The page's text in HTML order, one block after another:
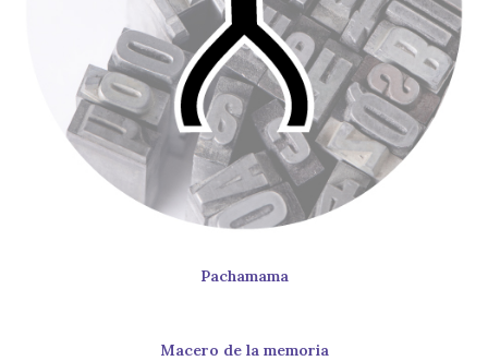
Pachamama
Macero de la memoria